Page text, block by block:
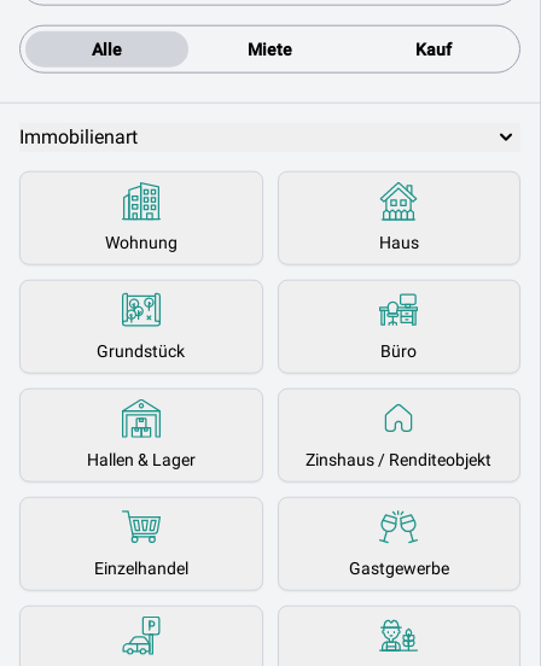
Alle Miete Kauf
Immobilienart
Wohnung Haus
Grundstück Büro
Hallen & Lager Zinshaus / Renditeobjekt
Einzelhandel Gastgewerbe